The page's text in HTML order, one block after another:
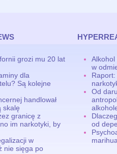
grozi mu 20 lat
dla
Są kolejne
handlował
skalę
granicę z
im narkotyki, by
w
nie sięga po
Alkohol
w
Od
od